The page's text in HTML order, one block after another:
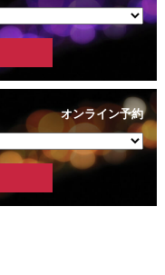
オンライン予約